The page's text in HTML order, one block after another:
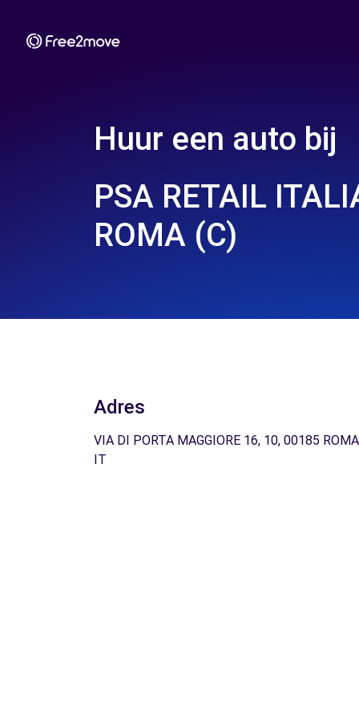
Huur een auto bij
PSA RETAIL
ROMA (C)
Adres
VIA DI PORTA MAGGIORE 16, 10, 00185
IT